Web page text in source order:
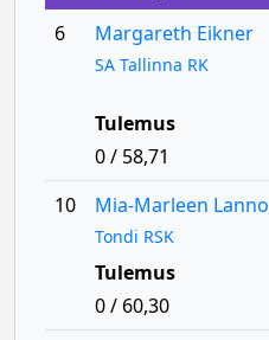
6
Margareth Eikner
SA Tallinna RK
Tulemus
0 / 58,71
10
Mia-Marleen Lanno
Tondi RSK
Tulemus
0 / 60,30